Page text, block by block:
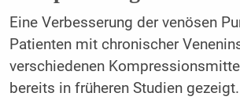
Eine Verbesserung der venösen
Patienten mit chronischer
verschiedenen
bereits in früheren Studien